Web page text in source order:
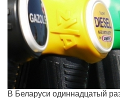
В Беларуси одиннадцатый